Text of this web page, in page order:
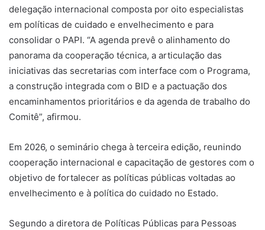
delegação internacional composta por oito especialistas
em políticas de cuidado e envelhecimento e para
consolidar o PAPI. “A agenda prevê o alinhamento do
panorama da cooperação técnica, a articulação das
iniciativas das secretarias com interface com o Programa,
a construção integrada com o BID e a pactuação dos
encaminhamentos prioritários e da agenda de trabalho do
Comitê”, afirmou.
Em 2026, o seminário chega à terceira edição, reunindo
cooperação internacional e capacitação de gestores com o
objetivo de fortalecer as políticas públicas voltadas ao
envelhecimento e à política do cuidado no Estado.
Segundo a diretora de Políticas Públicas para Pessoas